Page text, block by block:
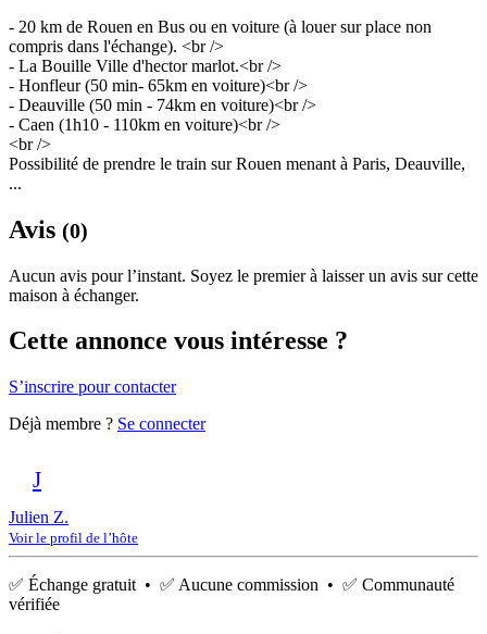
- 20 km de Rouen en Bus ou en voiture (à louer sur place non
compris dans l'échange). <br />
- La Bouille Ville d'hector marlot.<br />
- Honfleur (50 min- 65km en voiture)<br />
- Deauville (50 min - 74km en voiture)<br />
- Caen (1h10 - 110km en voiture)<br />
<br />
Possibilité de prendre le train sur Rouen menant à Paris, Deauville,
...
Avis (0)
Aucun avis pour l’instant. Soyez le premier à laisser un avis sur cette
maison à échanger.
Cette annonce vous intéresse ?
S’inscrire pour contacter
Déjà membre ? Se connecter
J
Julien Z.
Voir le profil de l’hôte
✅ Échange gratuit • ✅ Aucune commission • ✅ Communauté
vérifiée